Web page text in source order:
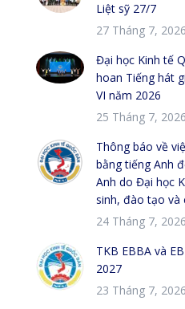
Liệt sỹ 27/7
27 Tháng 7, 2026
Đại học Kinh tế
hoan Tiếng hát
VI năm 2026
25 Tháng 7, 2026
Thông báo về
bằng tiếng Anh
Anh do Đại học
sinh, đào tạo và
24 Tháng 7, 2026
TKB EBBA và
2027
23 Tháng 7, 2026